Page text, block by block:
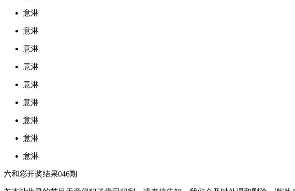
意淋
意淋
意淋
意淋
意淋
意淋
意淋
意淋
意淋
六和彩开奖结果046期